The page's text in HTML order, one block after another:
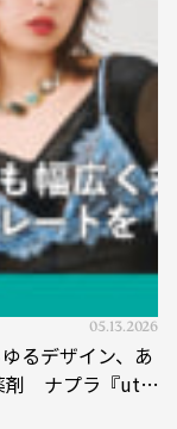
05.13.2026
るデザイン、あ
剤 ナプラ『ut-